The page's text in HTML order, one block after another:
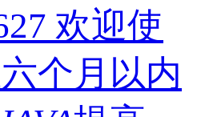
欢迎使
个月以内